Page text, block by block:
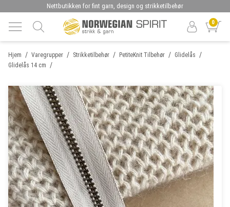
Nettbutikken for fint garn, design og strikketilbehør
0
/
Hjem /
Varegrupper /
Strikketilbehør /
PetiteKnit Tilbehør /
Glidelås
/
Glidelås 14 cm